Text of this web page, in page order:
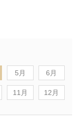
5月 6月
11月 12月